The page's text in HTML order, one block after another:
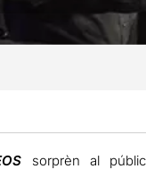
sorprèn al